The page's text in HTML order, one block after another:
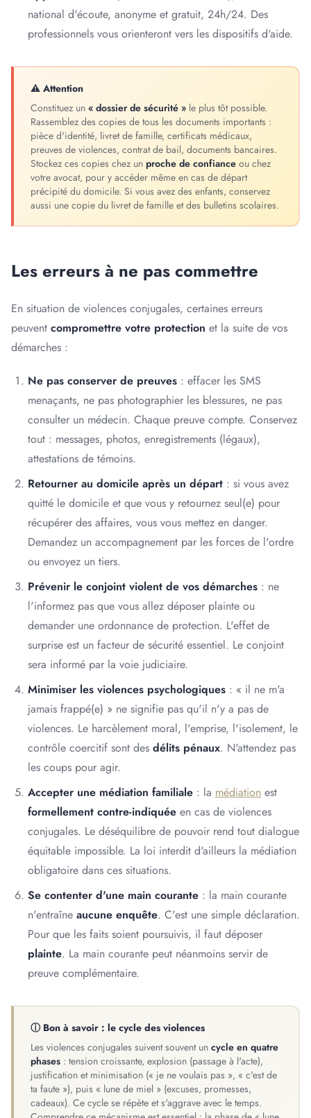
national d'écoute, anonyme et gratuit, 24h/24. Des
professionnels vous orienteront vers les dispositifs d'aide.
⚠ Attention
Constituez un « dossier de sécurité » le plus tôt possible.
Rassemblez des copies de tous les documents importants :
pièce d'identité, livret de famille, certificats médicaux,
preuves de violences, contrat de bail, documents bancaires.
Stockez ces copies chez un proche de confiance ou chez
votre avocat, pour y accéder même en cas de départ
précipité du domicile. Si vous avez des enfants, conservez
aussi une copie du livret de famille et des bulletins scolaires.
Les erreurs à ne pas commettre
En situation de violences conjugales, certaines erreurs
peuvent compromettre votre protection et la suite de vos
démarches :
Ne pas conserver de preuves : effacer les SMS
menaçants, ne pas photographier les blessures, ne pas
consulter un médecin. Chaque preuve compte. Conservez
tout : messages, photos, enregistrements (légaux),
attestations de témoins.
Retourner au domicile après un départ : si vous avez
quitté le domicile et que vous y retournez seul(e) pour
récupérer des affaires, vous vous mettez en danger.
Demandez un accompagnement par les forces de l'ordre
ou envoyez un tiers.
Prévenir le conjoint violent de vos démarches : ne
l'informez pas que vous allez déposer plainte ou
demander une ordonnance de protection. L'effet de
surprise est un facteur de sécurité essentiel. Le conjoint
sera informé par la voie judiciaire.
Minimiser les violences psychologiques : « il ne m'a
jamais frappé(e) » ne signifie pas qu'il n'y a pas de
violences. Le harcèlement moral, l'emprise, l'isolement, le
contrôle coercitif sont des délits pénaux. N'attendez pas
les coups pour agir.
Accepter une médiation familiale : la médiation est
formellement contre-indiquée en cas de violences
conjugales. Le déséquilibre de pouvoir rend tout dialogue
équitable impossible. La loi interdit d'ailleurs la médiation
obligatoire dans ces situations.
Se contenter d'une main courante : la main courante
n'entraîne aucune enquête. C'est une simple déclaration.
Pour que les faits soient poursuivis, il faut déposer
plainte. La main courante peut néanmoins servir de
preuve complémentaire.
ⓘ Bon à savoir : le cycle des violences
Les violences conjugales suivent souvent un cycle en quatre
phases : tension croissante, explosion (passage à l'acte),
justification et minimisation (« je ne voulais pas », « c'est de
ta faute »), puis « lune de miel » (excuses, promesses,
cadeaux). Ce cycle se répète et s'aggrave avec le temps.